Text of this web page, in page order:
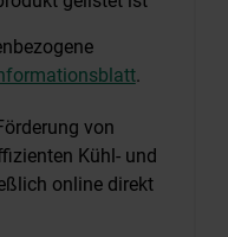
.
von
Kühl- und
online direkt